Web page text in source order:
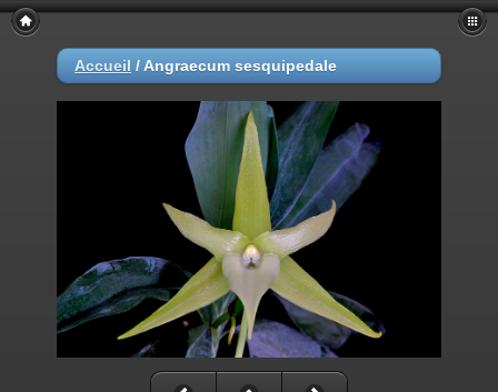
Accueil / Angraecum sesquipedale